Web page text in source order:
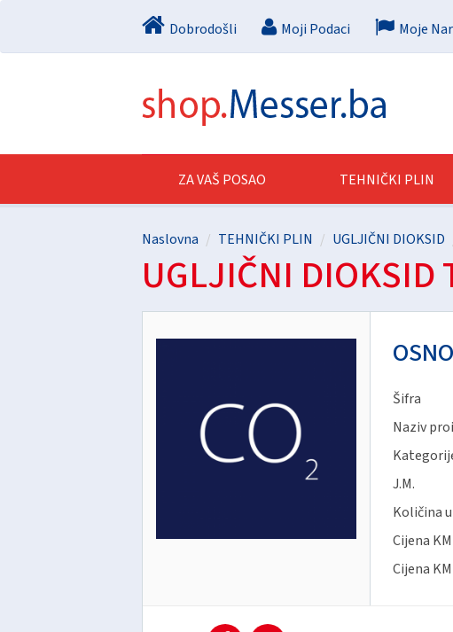
Dobrodošli Moji Podaci Moje
ZA VAŠ POSAO TEHNIČKI PLIN
Naslovna TEHNIČKI PLIN UGLJIČNI DIOKSID
UGLJIČNI DIOKSID
Šifra
Naziv
J.M.
Količina
Cijena
Cijena